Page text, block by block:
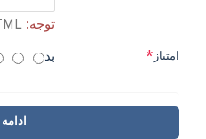
توجه:
امتیاز بد
ادامه